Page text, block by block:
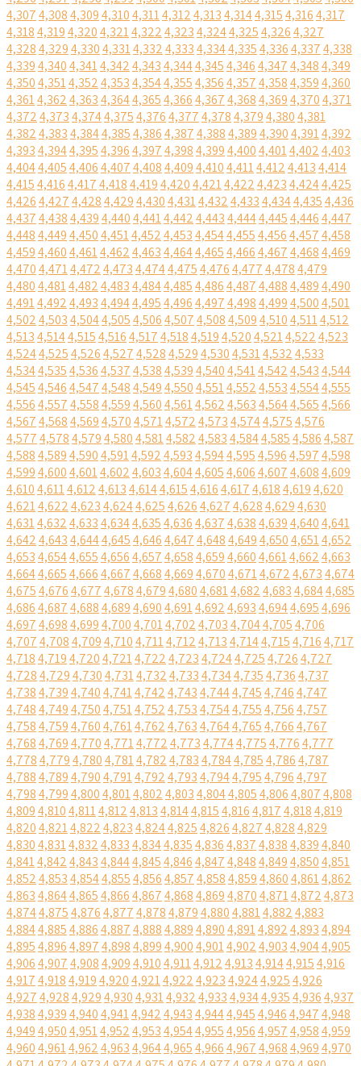
4,3074,3084,3094,3104,3114,3124,3134,3144,3154,3164,317
4,3184,3194,3204,3214,3224,3234,3244,3254,3264,327
4,3284,3294,3304,3314,3324,3334,3344,3354,3364,3374,338
4,3394,3404,3414,3424,3434,3444,3454,3464,3474,3484,349
4,3504,3514,3524,3534,3544,3554,3564,3574,3584,3594,360
4,3614,3624,3634,3644,3654,3664,3674,3684,3694,3704,371
4,3724,3734,3744,3754,3764,3774,3784,3794,3804,381
4,3824,3834,3844,3854,3864,3874,3884,3894,3904,3914,392
4,3934,3944,3954,3964,3974,3984,3994,4004,4014,4024,403
4,4044,4054,4064,4074,4084,4094,4104,4114,4124,4134,414
4,4154,4164,4174,4184,4194,4204,4214,4224,4234,4244,425
4,4264,4274,4284,4294,4304,4314,4324,4334,4344,4354,436
4,4374,4384,4394,4404,4414,4424,4434,4444,4454,4464,447
4,4484,4494,4504,4514,4524,4534,4544,4554,4564,4574,458
4,4594,4604,4614,4624,4634,4644,4654,4664,4674,4684,469
4,4704,4714,4724,4734,4744,4754,4764,4774,4784,479
4,4804,4814,4824,4834,4844,4854,4864,4874,4884,4894,490
4,4914,4924,4934,4944,4954,4964,4974,4984,4994,5004,501
4,5024,5034,5044,5054,5064,5074,5084,5094,5104,5114,512
4,5134,5144,5154,5164,5174,5184,5194,5204,5214,5224,523
4,5244,5254,5264,5274,5284,5294,5304,5314,5324,533
4,5344,5354,5364,5374,5384,5394,5404,5414,5424,5434,544
4,5454,5464,5474,5484,5494,5504,5514,5524,5534,5544,555
4,5564,5574,5584,5594,5604,5614,5624,5634,5644,5654,566
4,5674,5684,5694,5704,5714,5724,5734,5744,5754,576
4,5774,5784,5794,5804,5814,5824,5834,5844,5854,5864,587
4,5884,5894,5904,5914,5924,5934,5944,5954,5964,5974,598
4,5994,6004,6014,6024,6034,6044,6054,6064,6074,6084,609
4,6104,6114,6124,6134,6144,6154,6164,6174,6184,6194,620
4,6214,6224,6234,6244,6254,6264,6274,6284,6294,630
4,6314,6324,6334,6344,6354,6364,6374,6384,6394,6404,641
4,6424,6434,6444,6454,6464,6474,6484,6494,6504,6514,652
4,6534,6544,6554,6564,6574,6584,6594,6604,6614,6624,663
4,6644,6654,6664,6674,6684,6694,6704,6714,6724,6734,674
4,6754,6764,6774,6784,6794,6804,6814,6824,6834,6844,685
4,6864,6874,6884,6894,6904,6914,6924,6934,6944,6954,696
4,6974,6984,6994,7004,7014,7024,7034,7044,7054,706
4,7074,7084,7094,7104,7114,7124,7134,7144,7154,7164,717
4,7184,7194,7204,7214,7224,7234,7244,7254,7264,727
4,7284,7294,7304,7314,7324,7334,7344,7354,7364,737
4,7384,7394,7404,7414,7424,7434,7444,7454,7464,747
4,7484,7494,7504,7514,7524,7534,7544,7554,7564,757
4,7584,7594,7604,7614,7624,7634,7644,7654,7664,767
4,7684,7694,7704,7714,7724,7734,7744,7754,7764,777
4,7784,7794,7804,7814,7824,7834,7844,7854,7864,787
4,7884,7894,7904,7914,7924,7934,7944,7954,7964,797
4,7984,7994,8004,8014,8024,8034,8044,8054,8064,8074,808
4,8094,8104,8114,8124,8134,8144,8154,8164,8174,8184,819
4,8204,8214,8224,8234,8244,8254,8264,8274,8284,829
4,8304,8314,8324,8334,8344,8354,8364,8374,8384,8394,840
4,8414,8424,8434,8444,8454,8464,8474,8484,8494,8504,851
4,8524,8534,8544,8554,8564,8574,8584,8594,8604,8614,862
4,8634,8644,8654,8664,8674,8684,8694,8704,8714,8724,873
4,8744,8754,8764,8774,8784,8794,8804,8814,8824,883
4,8844,8854,8864,8874,8884,8894,8904,8914,8924,8934,894
4,8954,8964,8974,8984,8994,9004,9014,9024,9034,9044,905
4,9064,9074,9084,9094,9104,9114,9124,9134,9144,9154,916
4,9174,9184,9194,9204,9214,9224,9234,9244,9254,926
4,9274,9284,9294,9304,9314,9324,9334,9344,9354,9364,937
4,9384,9394,9404,9414,9424,9434,9444,9454,9464,9474,948
4,9494,9504,9514,9524,9534,9544,9554,9564,9574,9584,959
4,9604,9614,9624,9634,9644,9654,9664,9674,9684,9694,970